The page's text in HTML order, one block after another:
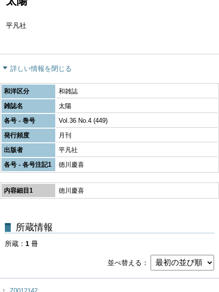
平凡社
詳しい情報を閉じる
和洋区分
和雑誌
雑誌名
太陽
各号 - 巻号
Vol.36 No.4 (449)
発行頻度
月刊
出版者
平凡社
各号 - 各号注記1
徳川慶喜
内容細目1 徳川慶喜
所蔵 1 冊
並べ替える
1